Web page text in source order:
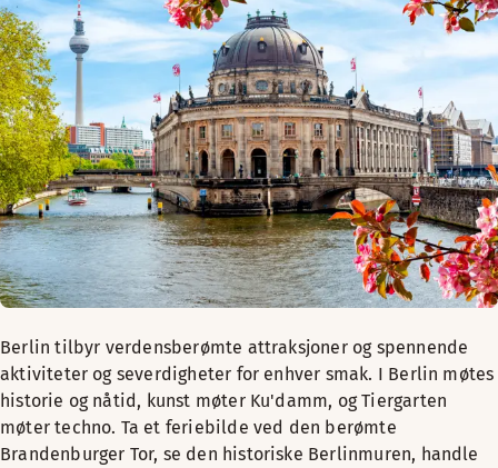
Berlin tilbyr verdensberømte attraksjoner og spennende
aktiviteter og severdigheter for enhver smak. I Berlin møtes
historie og nåtid, kunst møter Ku'damm, og Tiergarten
møter techno. Ta et feriebilde ved den berømte
Brandenburger Tor, se den historiske Berlinmuren, handle